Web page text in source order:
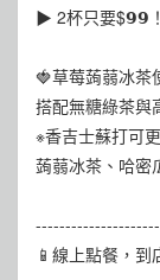
▶ 2杯只要$𝟵𝟵
🍓草莓蒟蒻冰茶
搭配無糖綠茶與
※香吉士蘇打可
蒟蒻冰茶、哈密
📱線上點餐，